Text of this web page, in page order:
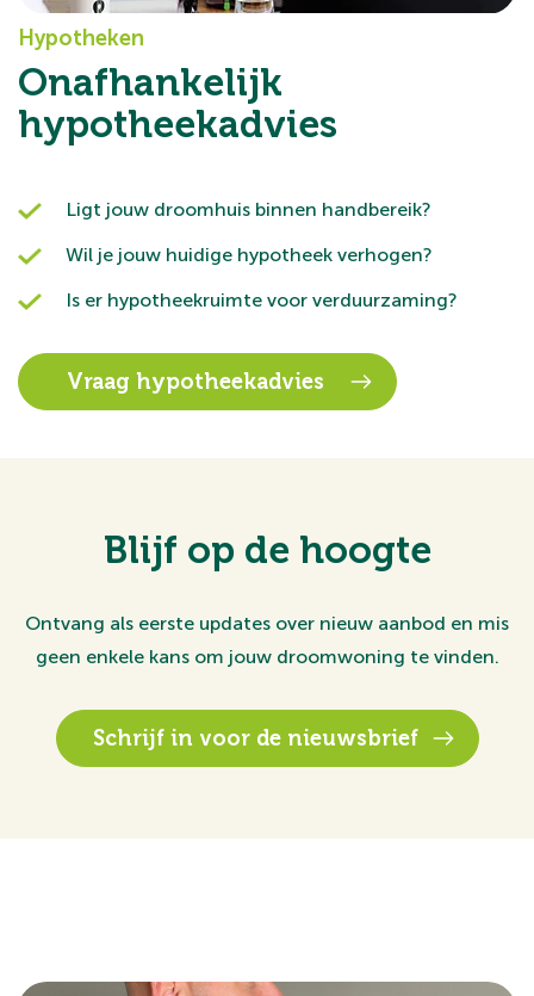
Hypotheken
Onafhankelijk
hypotheekadvies
Ligt jouw droomhuis binnen handbereik?
Wil je jouw huidige hypotheek verhogen?
Is er hypotheekruimte voor verduurzaming?
Vraag hypotheekadvies
Blijf op de hoogte
Ontvang als eerste updates over nieuw aanbod en mis
geen enkele kans om jouw droomwoning te vinden.
Schrijf in voor de nieuwsbrief